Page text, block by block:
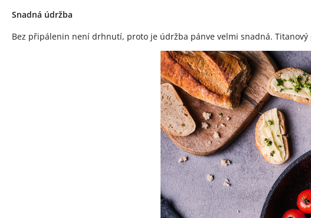
Snadná údržba
Bez připálenin není drhnutí, proto je údržba pánve velmi snadná.